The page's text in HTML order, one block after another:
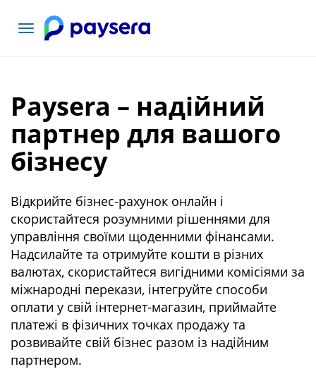
Переключити
навігацію
Paysera – надійний
партнер для вашого
бізнесу
Відкрийте бізнес-рахунок онлайн і
скористайтеся розумними рішеннями для
управління своїми щоденними фінансами.
Надсилайте та отримуйте кошти в різних
валютах, скористайтеся вигідними комісіями за
міжнародні перекази, інтегруйте способи
оплати у свій інтернет-магазин, приймайте
платежі в фізичних точках продажу та
розвивайте свій бізнес разом із надійним
партнером.